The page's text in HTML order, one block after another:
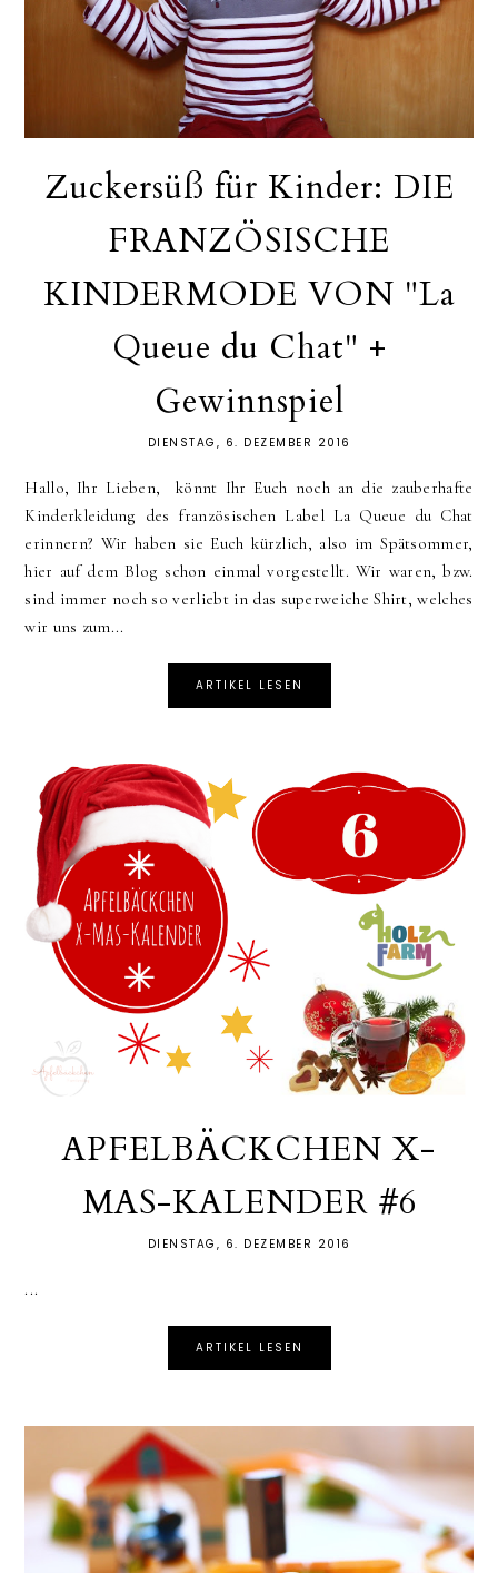
Zuckersüß für Kinder: DIE
FRANZÖSISCHE
KINDERMODE VON "La
Queue du Chat" +
Gewinnspiel
DIENSTAG, 6. DEZEMBER 2016
Hallo, Ihr Lieben, könnt Ihr Euch noch an die zauberhafte
Kinderkleidung des französischen Label La Queue du Chat
erinnern? Wir haben sie Euch kürzlich, also im Spätsommer,
hier auf dem Blog schon einmal vorgestellt. Wir waren, bzw.
sind immer noch so verliebt in das superweiche Shirt, welches
wir uns zum...
ARTIKEL LESEN
APFELBÄCKCHEN X-
MAS-KALENDER #6
DIENSTAG, 6. DEZEMBER 2016
...
ARTIKEL LESEN